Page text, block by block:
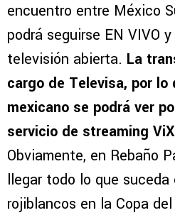
encuentro entre México
podrá seguirse EN VIVO
televisión abierta. La
cargo de Televisa, por
mexicano se podrá ver
servicio de streaming
Obviamente, en Rebaño
llegar todo lo que
rojiblancos en la Copa